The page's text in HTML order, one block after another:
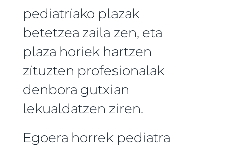
pediatriako plazak
betetzea zaila zen, eta
plaza horiek hartzen
zituzten profesionalak
denbora gutxian
lekualdatzen ziren.
Egoera horrek pediatra